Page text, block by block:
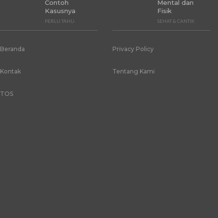
Contoh
Kasusnya
PERLU TAHU
Mental dan
Fisik
SEHAT & CANTIK
Beranda Privacy Policy
Kontak Tentang Kami
TOS